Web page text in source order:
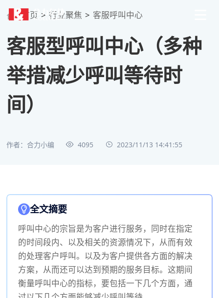
首页 > 行业聚焦 > 客服呼叫中心
客服型呼叫中心（多种
举措减少呼叫等待时
间）
作者：合力小编 4095 2023/11/13 14:41:55
全文摘要
呼叫中心的宗旨是为客户进行服务，同时在指定
的时间段内、以及相关的资源情况下，从而有效
的处理客户呼叫。以及为客户提供各方面的解决
方案，从而还可以达到预期的服务目标。这期间
衡量呼叫中心的指标，要包括一下几个方面，通